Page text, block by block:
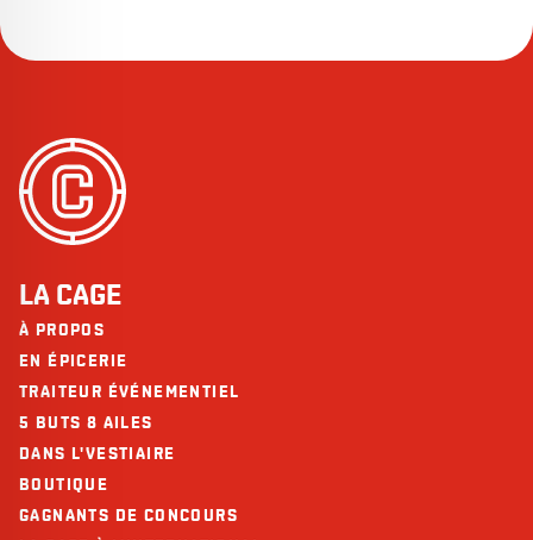
LA CAGE
À PROPOS
EN ÉPICERIE
TRAITEUR ÉVÉNEMENTIEL
5 BUTS 8 AILES
DANS L'VESTIAIRE
BOUTIQUE
GAGNANTS DE CONCOURS